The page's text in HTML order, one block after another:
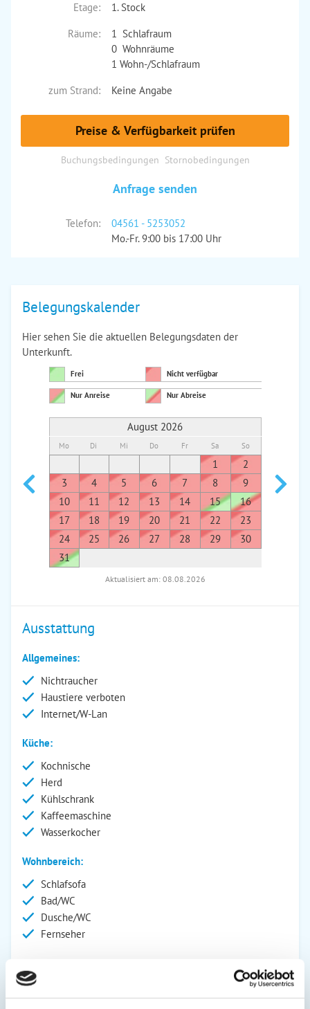
Etage:
1. Stock
Räume:
1 Schlafraum
0 Wohnräume
1 Wohn-/Schlafraum
zum Strand:
Keine Angabe
Preise & Verfügbarkeit prüfen
Buchungsbedingungen Stornobedingungen
Anfrage senden
Telefon:
04561 - 5253052
Mo.-Fr. 9:00 bis 17:00 Uhr
Belegungskalender
Hier sehen Sie die aktuellen Belegungsdaten der
Unterkunft.
Frei Nicht verfügbar
Nur Anreise Nur Abreise
August 2026
Mo Di Mi Do Fr Sa So
1
2
3
4 5 6 7 8
9
10
11 12 13 14 15
16
17
18 19 20 21 22
23
24
25 26 27 28 29
30
31
7
Aktualisiert am: 08.08.2026
Ausstattung
Allgemeines:
Nichtraucher
Haustiere verboten
Internet/W-Lan
Küche:
Kochnische
Herd
Kühlschrank
Kaffeemaschine
Wasserkocher
Wohnbereich:
Schlafsofa
Bad/WC
Dusche/WC
Fernseher